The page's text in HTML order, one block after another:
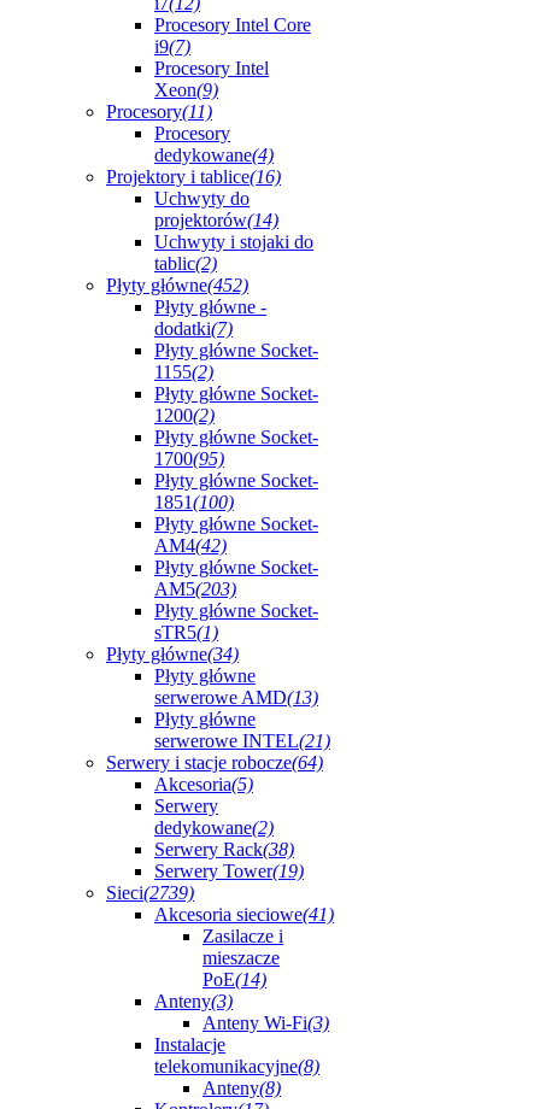
Procesory Intel Core
i9(7)
Procesory Intel
Xeon(9)
Procesory(11)
Procesory
dedykowane(4)
Projektory i tablice(16)
Uchwyty do
projektorów(14)
Uchwyty i stojaki do
tablic(2)
Płyty główne(452)
Płyty główne -
dodatki(7)
Płyty główne Socket-
1155(2)
Płyty główne Socket-
1200(2)
Płyty główne Socket-
1700(95)
Płyty główne Socket-
1851(100)
Płyty główne Socket-
AM4(42)
Płyty główne Socket-
AM5(203)
Płyty główne Socket-
sTR5(1)
Płyty główne(34)
Płyty główne
serwerowe AMD(13)
Płyty główne
serwerowe INTEL(21)
Serwery i stacje robocze(64)
Akcesoria(5)
Serwery
dedykowane(2)
Serwery Rack(38)
Serwery Tower(19)
Sieci(2739)
Akcesoria sieciowe(41)
Zasilacze i
mieszacze
PoE(14)
Anteny(3)
Anteny Wi-Fi(3)
Instalacje
telekomunikacyjne(8)
Anteny(8)